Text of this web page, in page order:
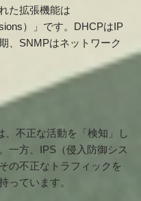
た拡張機能は
）」です。DHCPはIP
、SNMPはネットワーク
、不正な活動を「検知」し
一方、IPS（侵入防御シス
の不正なトラフィックを
っています。